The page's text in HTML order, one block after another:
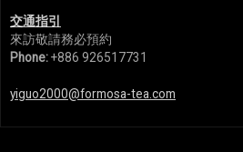
交通指引
來訪敬請務必預約
Phone:+886 926517731
yiguo2000@formosa-tea.com